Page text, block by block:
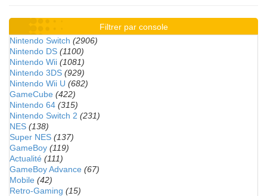
Filtrer par console
Nintendo Switch (2906)
Nintendo DS (1100)
Nintendo Wii (1081)
Nintendo 3DS (929)
Nintendo Wii U (682)
GameCube (422)
Nintendo 64 (315)
Nintendo Switch 2 (231)
NES (138)
Super NES (137)
GameBoy (119)
Actualité (111)
GameBoy Advance (67)
Mobile (42)
Retro-Gaming (15)